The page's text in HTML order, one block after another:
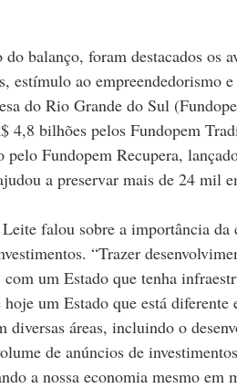
do balanço, foram destacados os
estímulo ao empreendedorismo
do Rio Grande do Sul
4,8 bilhões pelos Fundopem
Fundopem Recupera,
a preservar mais de 24 mil
falou sobre a importância
“Trazer
um Estado que tenha
um Estado que está
diversas áreas, incluindo o
de anúncios de
a nossa economia mesmo